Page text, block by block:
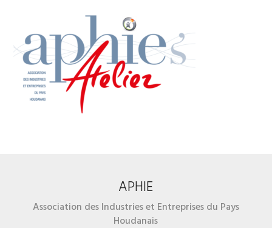
APHIE
Association des Industries et Entreprises du Pays
Houdanais